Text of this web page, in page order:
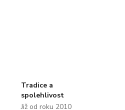
Tradice a
spolehlivost
Již od roku 2010